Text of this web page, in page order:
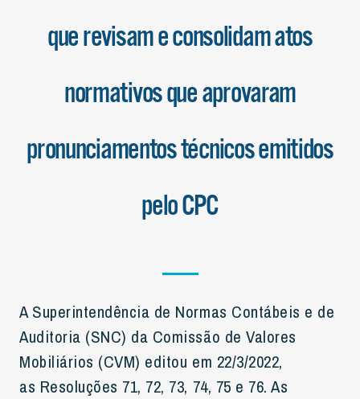
que revisam e consolidam atos
normativos que aprovaram
pronunciamentos técnicos emitidos
pelo CPC
A Superintendência de Normas Contábeis e de
Auditoria (SNC) da Comissão de Valores
Mobiliários (CVM) editou em 22/3/2022,
as Resoluções 71, 72, 73, 74, 75 e 76. As